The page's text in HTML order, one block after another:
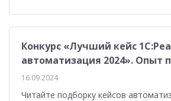
Конкурс «Лучший кейс
автоматизация 2024». Опыт
16.09.2024
Читайте подборку кейсов